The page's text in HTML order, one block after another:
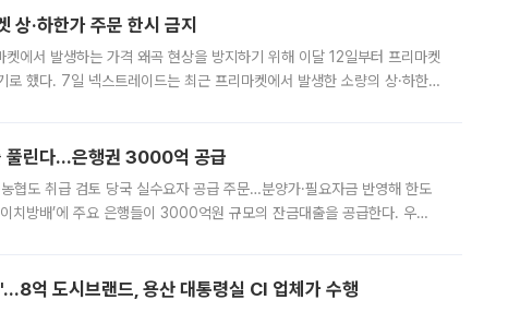
상·하한가 주문 한시 금지
에서 발생하는 가격 왜곡 현상을 방지하기 위해 이달 12일부터 프리마켓
로 했다. 7일 넥스트레이드는 최근 프리마켓에서 발생한 소량의 상·하한
풀린다…은행권 3000억 공급
협도 취급 검토 당국 실수요자 공급 주문…분양가·필요자금 반영해 한도
치방배’에 주요 은행들이 3000억원 규모의 잔금대출을 공급한다. 우리
억 도시브랜드, 용산 대통령실 CI 업체가 수행